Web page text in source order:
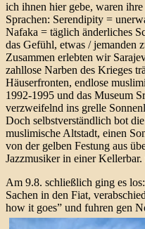
ich ihnen hier gebe, waren
Sprachen: Serendipity =
Nafaka = täglich änderliches
das Gefühl, etwas / jemanden
Zusammen erlebten wir
zahllose Narben des Krieges
Häuserfronten, endlose
1992-1995 und das Museum
verzweifelnd ins grelle
Doch selbstverständlich bot
muslimische Altstadt, einen
von der gelben Festung aus
Jazzmusiker in einer Kellerbar.
Am 9.8. schließlich ging es
Sachen in den Fiat,
how it goes” und fuhren gen